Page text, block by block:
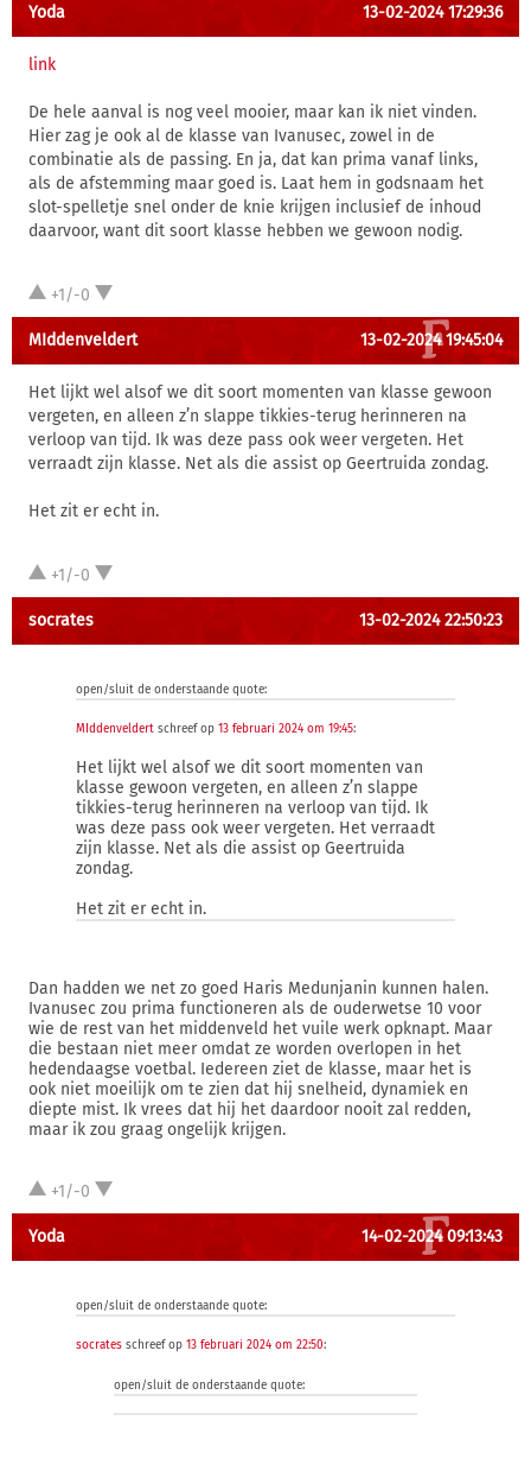
Yoda 13-02-2024 17:29:36
link
De hele aanval is nog veel mooier, maar kan ik niet vinden.
Hier zag je ook al de klasse van Ivanusec, zowel in de
combinatie als de passing. En ja, dat kan prima vanaf links,
als de afstemming maar goed is. Laat hem in godsnaam het
slot-spelletje snel onder de knie krijgen inclusief de inhoud
daarvoor, want dit soort klasse hebben we gewoon nodig.
+1/-0
MIddenveldert 13-02-2024 19:45:04
Het lijkt wel alsof we dit soort momenten van klasse gewoon
vergeten, en alleen z’n slappe tikkies-terug herinneren na
verloop van tijd. Ik was deze pass ook weer vergeten. Het
verraadt zijn klasse. Net als die assist op Geertruida zondag.
Het zit er echt in.
+1/-0
socrates 13-02-2024 22:50:23
open/sluit de onderstaande quote:
MIddenveldert schreef op 13 februari 2024 om 19:45:
Het lijkt wel alsof we dit soort momenten van
klasse gewoon vergeten, en alleen z’n slappe
tikkies-terug herinneren na verloop van tijd. Ik
was deze pass ook weer vergeten. Het verraadt
zijn klasse. Net als die assist op Geertruida
zondag.
Het zit er echt in.
Dan hadden we net zo goed Haris Medunjanin kunnen halen.
Ivanusec zou prima functioneren als de ouderwetse 10 voor
wie de rest van het middenveld het vuile werk opknapt. Maar
die bestaan niet meer omdat ze worden overlopen in het
hedendaagse voetbal. Iedereen ziet de klasse, maar het is
ook niet moeilijk om te zien dat hij snelheid, dynamiek en
diepte mist. Ik vrees dat hij het daardoor nooit zal redden,
maar ik zou graag ongelijk krijgen.
+1/-0
Yoda 14-02-2024 09:13:43
open/sluit de onderstaande quote:
socrates schreef op 13 februari 2024 om 22:50:
open/sluit de onderstaande quote: